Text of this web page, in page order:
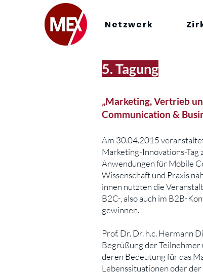
Netzwerk
„Marketing, Vertrieb
Communication &
Am 30.04.2015
Marketing-Innovations-Tag
Anwendungen für Mobile
Wissenschaft und Praxis
innen nutzten die
B2C-, also auch im B2B-
gewinnen.
Prof. Dr. Dr. h.c. Hermann
Begrü­ßung der Teilnehmer
deren Bedeutung für das
Lebenssituationen oder
5. Tagung